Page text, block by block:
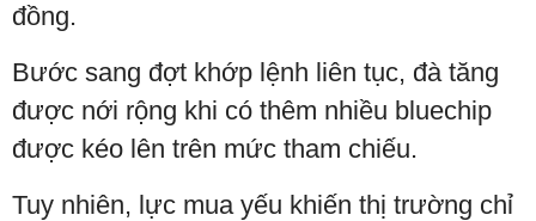
đồng.
Bước sang đợt khớp lệnh liên tục, đà tăng
được nới rộng khi có thêm nhiều bluechip
được kéo lên trên mức tham chiếu.
Tuy nhiên, lực mua yếu khiến thị trường chỉ